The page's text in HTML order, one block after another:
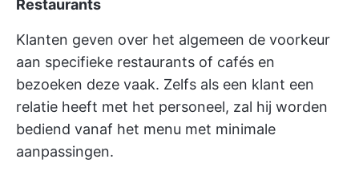
Restaurants
Klanten geven over het algemeen de voorkeur
aan specifieke restaurants of cafés en
bezoeken deze vaak. Zelfs als een klant een
relatie heeft met het personeel, zal hij worden
bediend vanaf het menu met minimale
aanpassingen.